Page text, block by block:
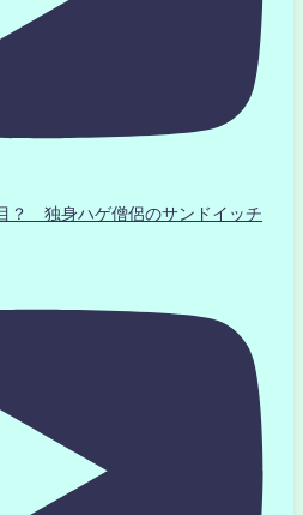
？ 独身ハゲ僧侶のサンドイッチ